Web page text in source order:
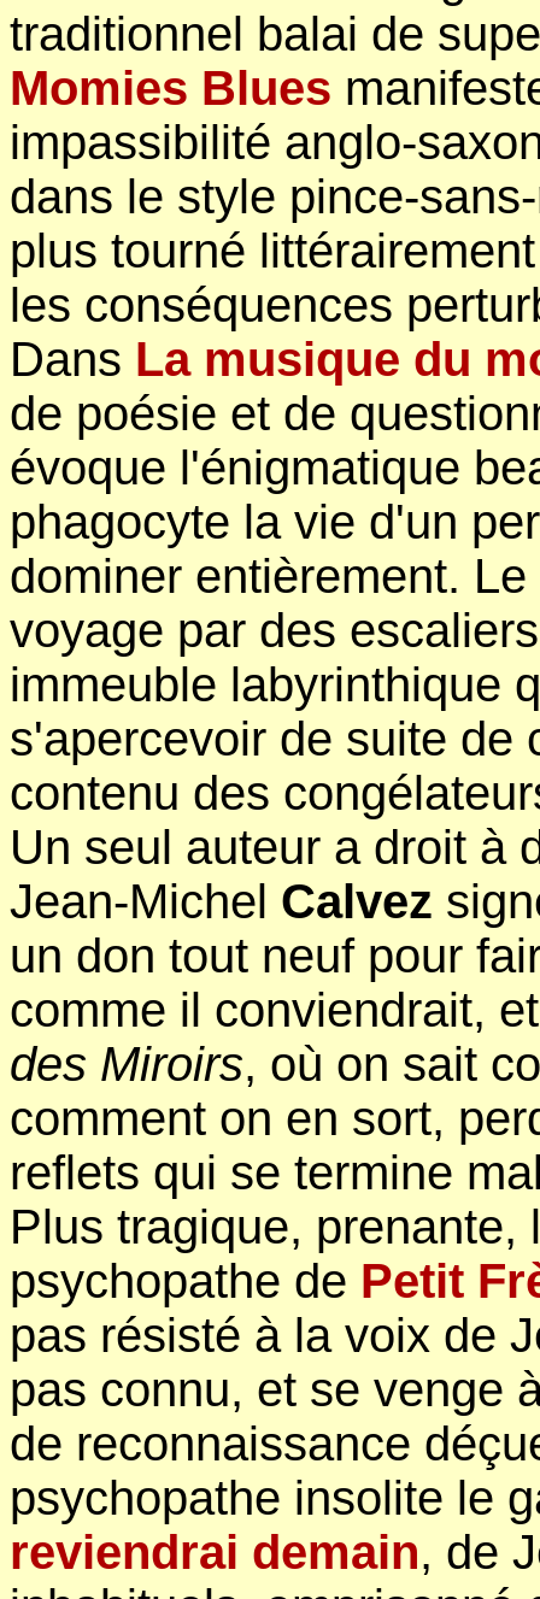
traditionnel balai de
Momies Blues
impassibilité anglo-
dans le style pince-
plus tourné
les conséquences
Dans La musique du
de poésie et de
évoque l'énigmatique
phagocyte la vie d'un
dominer entièrement.
voyage par des
immeuble labyrinthique
s'apercevoir de suite de
contenu des
Un seul auteur a droit à
Jean-Michel Calvez
un don tout neuf pour
comme il conviendrait,
des Miroirs, où on sait
comment on en sort,
reflets qui se termine
Plus tragique,
psychopathe de Petit
pas résisté à la voix de
pas connu, et se venge
de reconnaissance
psychopathe insolite le
reviendrai demain, de